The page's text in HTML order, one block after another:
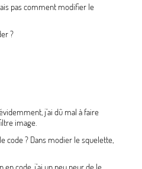
pas comment modifier le
?
j’ai dû mal à faire
image.
code? Dans modier le squelette,